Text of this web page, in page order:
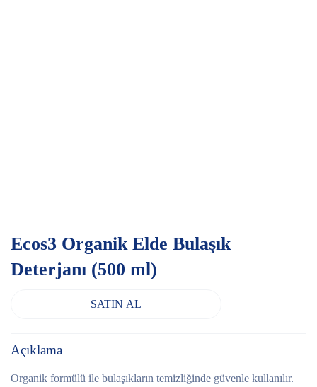
Ecos3 Organik Elde Bulaşık
Deterjanı (500 ml)
SATIN AL
Açıklama
Organik formülü ile bulaşıkların temizliğinde güvenle kullanılır.